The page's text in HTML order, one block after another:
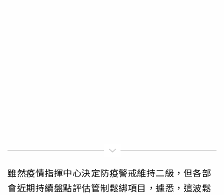
雖然疫情指揮中心決定防疫警戒維持二級，但各部
會近期持續盤點評估管制鬆綁項目，據悉，這波鬆